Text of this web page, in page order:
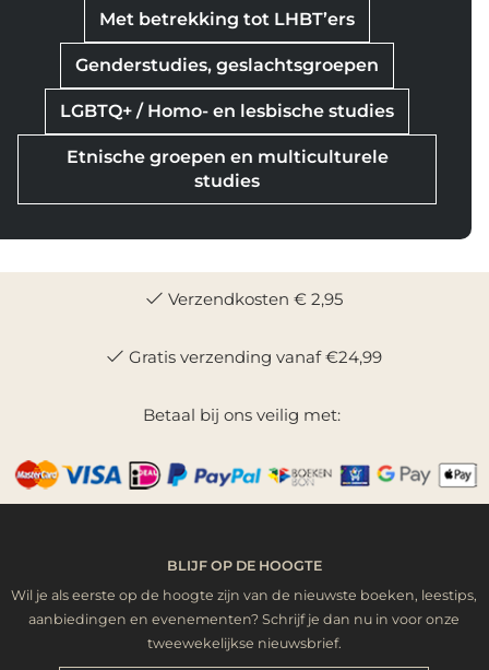
Met betrekking tot LHBT’ers
Genderstudies, geslachtsgroepen
LGBTQ+ / Homo- en lesbische studies
Etnische groepen en multiculturele
studies
Verzendkosten € 2,95
Gratis verzending vanaf €24,99
Betaal bij ons veilig met:
BLIJF OP DE HOOGTE
Wil je als eerste op de hoogte zijn van de nieuwste boeken, leestips,
aanbiedingen en evenementen? Schrijf je dan nu in voor onze
tweewekelijkse nieuwsbrief.